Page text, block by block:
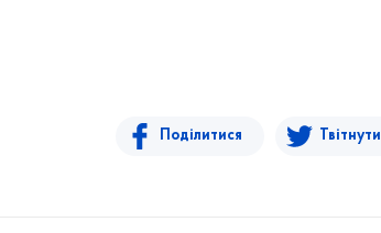
Поділитися Твітнути